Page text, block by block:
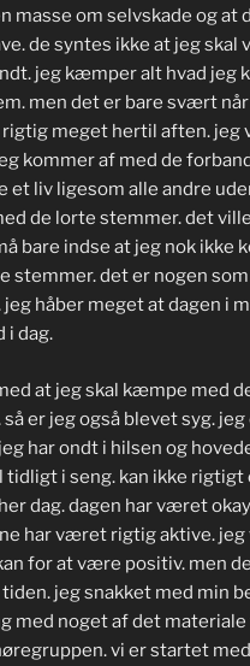
masse om selvskade og at
de syntes ikke at jeg skal
jeg kæmper alt hvad jeg
men det er bare svært
rigtig meget hertil aften. jeg
kommer af med de
et liv ligesom alle andre
de lorte stemmer. det
bare indse at jeg nok ikke
stemmer. det er nogen
jeg håber meget at dagen i
i dag.
at jeg skal kæmpe med
er jeg også blevet syg. jeg
har ondt i hilsen og
tidligt i seng. kan ikke
dag. dagen har været
har været rigtig aktive. jeg
for at være positiv. men
jeg snakket med min
med noget af det
vi er startet